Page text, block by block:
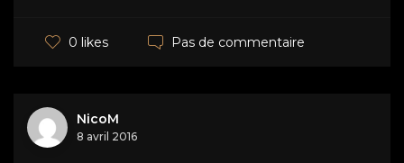
0 likes Pas de commentaire
NicoM
8 avril 2016